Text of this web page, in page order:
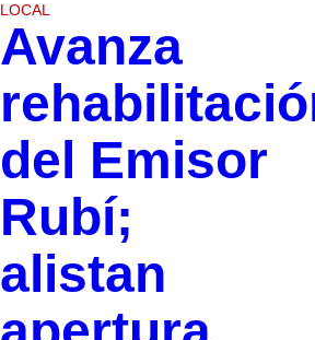
LOCAL
Avanza
del Emisor
Rubí;
alistan